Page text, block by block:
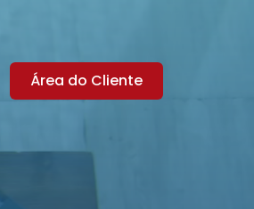
Área do Cliente